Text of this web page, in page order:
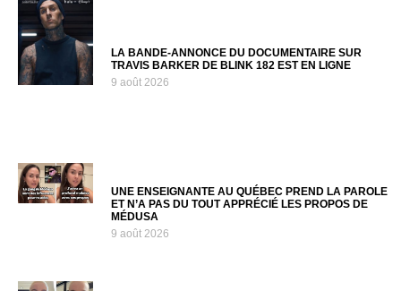
LA BANDE-ANNONCE DU DOCUMENTAIRE SUR
TRAVIS BARKER DE BLINK 182 EST EN LIGNE
9 août 2026
UNE ENSEIGNANTE AU QUÉBEC PREND LA PAROLE
ET N’A PAS DU TOUT APPRÉCIÉ LES PROPOS DE
MÉDUSA
9 août 2026